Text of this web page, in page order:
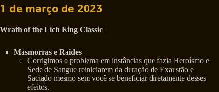
1 de março de 2023
Wrath of the Lich King Classic
Masmorras e Raides
Corrigimos o problema em instâncias que fazia Heroísmo e
Sede de Sangue reiniciarem da duração de Exaustão e
Saciado mesmo sem você se beneficiar diretamente desses
efeitos.